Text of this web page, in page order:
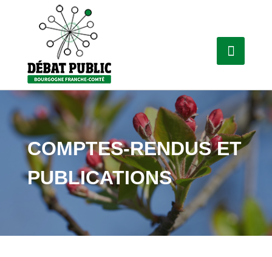
COMPTES-RENDUS ET
PUBLICATIONS